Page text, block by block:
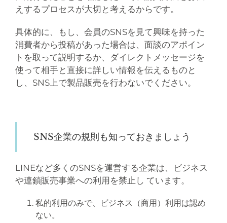
えするプロセスが大切と考えるからです。
具体的に、もし、会員のSNSを見て興味を持った
消費者から投稿があった場合は、面談のアポイン
トを取って説明するか、ダイレクトメッセージを
使って相手と直接に詳しい情報を伝えるものと
し、 SNS上で製品販売を行わないでください。
SNS企業の規則も知っておきましょう
LINEなど多くのSNSを運営する企業は、ビジネス
や連鎖販売事業への利用を禁止し ています。
私的利用のみで、ビジネス（商用）利用は認め
ない。